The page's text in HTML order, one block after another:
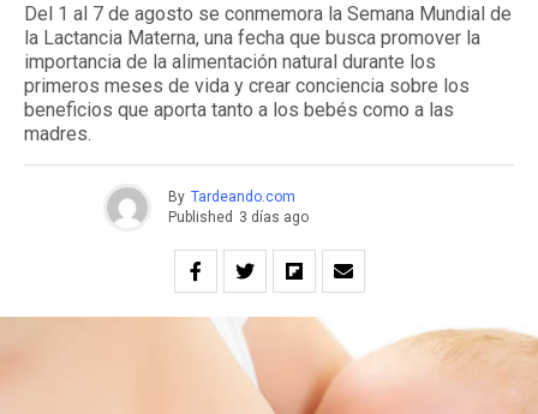
Del 1 al 7 de agosto se conmemora la Semana Mundial de
la Lactancia Materna, una fecha que busca promover la
importancia de la alimentación natural durante los
primeros meses de vida y crear conciencia sobre los
beneficios que aporta tanto a los bebés como a las
madres.
By Tardeando.com
Published 3 días ago